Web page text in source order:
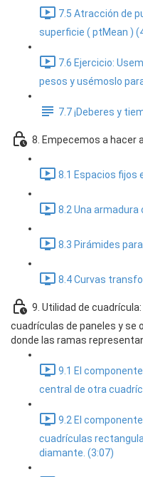
7.5 Atracción de
superficie ( ptMean )
7.6 Ejercicio:
pesos y usémoslo
7.7 ¡Deberes y
8. Empecemos a hacer
8.1 Espacios fijos
8.2 Una
8.3 Pirámides
8.4 Curvas
9. Utilidad de
cuadrículas de paneles y se
donde las ramas
9.1 El
central de otra
9.2 El
cuadrículas
diamante. (3:07)